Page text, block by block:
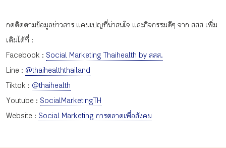
เข้าสู่ระบบ/สมัครสมาชิก
TH EN
กดติดตามข้อมูลข่าวสาร แคมเปญที่น่าสนใจ และกิจกรรมดีๆ จาก สสส เพิ่ม
เติมได้ที่ :
Facebook : Social Marketing Thaihealth by สสส.
Line : @thaihealththailand
Tiktok : @thaihealth
Youtube : SocialMarketingTH
Website : Social Marketing การตลาดเพื่อสังคม